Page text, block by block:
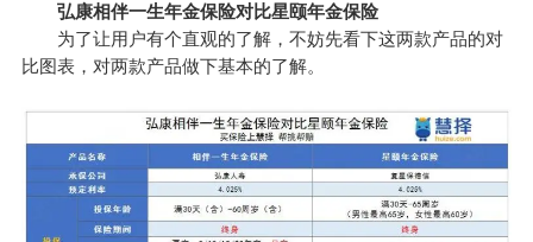
弘康相伴一生年金保险对比星颐年金保险
为了让用户有个直观的了解，不妨先看下这两款产品的对
比图表，对两款产品做下基本的了解。